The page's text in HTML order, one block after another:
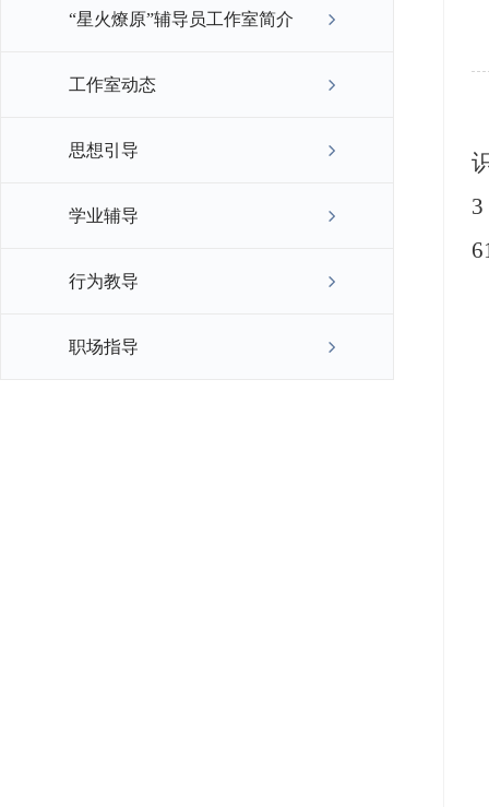
“星火燎原”辅导员工作室简介
工作室动态
思想引导
学业辅导
行为教导
职场指导
3